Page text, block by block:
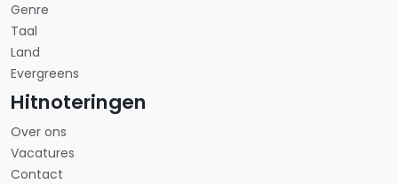
Genre
Taal
Land
Evergreens
Hitnoteringen
Over ons
Vacatures
Contact